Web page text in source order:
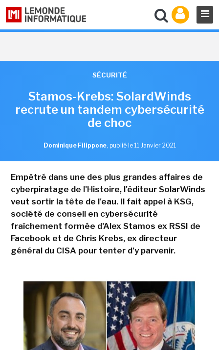
SÉCURITÉ
Stamos-Krebs: SolardWinds
recrute un tandem cybersécurité
de choc
Dominique Filippone, publié le 11 Janvier 2021
Empêtré dans une des plus grandes affaires de
cyberpiratage de l'Histoire, l'éditeur SolarWinds
veut sortir la tête de l'eau. Il fait appel à KSG,
société de conseil en cybersécurité
fraîchement formée d'Alex Stamos ex RSSI de
Facebook et de Chris Krebs, ex directeur
général du CISA pour tenter d'y parvenir.